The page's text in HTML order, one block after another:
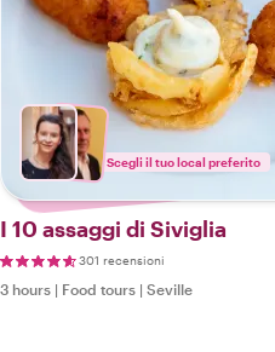
Scegli il tuo local preferito
I 10 assaggi di Siviglia
301 recensioni
3 hours | Food tours | Seville